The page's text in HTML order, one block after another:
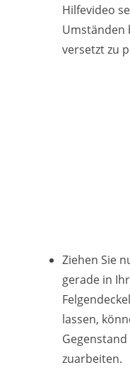
Hilfevideo
Umständen
versetzt zu
Ziehen Sie
gerade in
lassen,
zuarbeiten.